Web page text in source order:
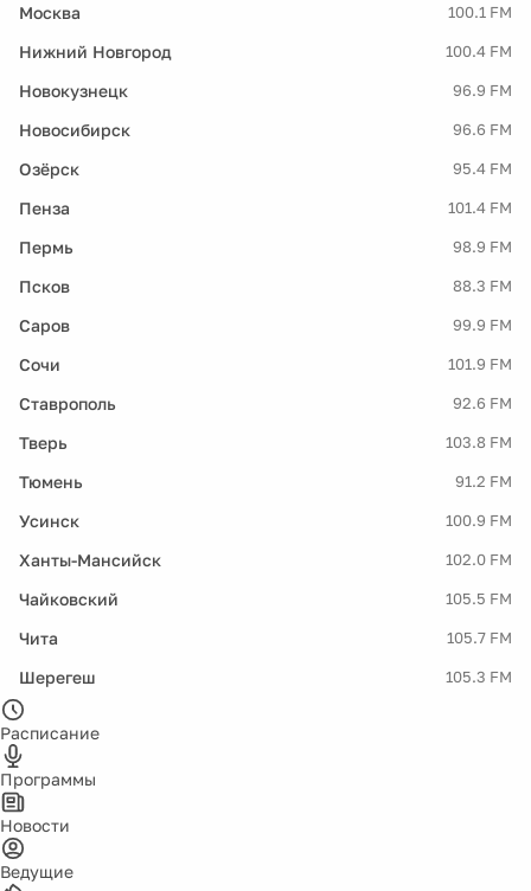
Москва 100.1 FM
Нижний Новгород 100.4 FM
Новокузнецк 96.9 FM
Новосибирск 96.6 FM
Озёрск 95.4 FM
Пенза 101.4 FM
Пермь 98.9 FM
Псков 88.3 FM
Саров 99.9 FM
Сочи 101.9 FM
Ставрополь 92.6 FM
Тверь 103.8 FM
Тюмень 91.2 FM
Усинск 100.9 FM
Ханты-Мансийск 102.0 FM
Чайковский 105.5 FM
Чита 105.7 FM
Шерегеш 105.3 FM
Расписание
Программы
Новости
Ведущие